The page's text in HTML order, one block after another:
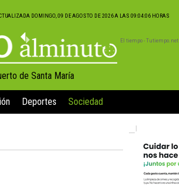
DOMINGO, 09 DE AGOSTO DE 2026 A LAS 09:04:06 HORAS
de Santa María
El tiempo - Tutiempo.net
Deportes Sociedad